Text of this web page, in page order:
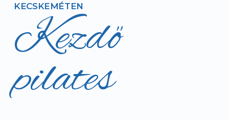
KECSKEMÉTEN
Kezdő
pilates